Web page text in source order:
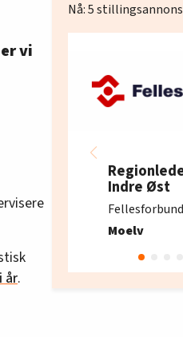
vi
år.
Nå:5
Indre Øst
Moelv